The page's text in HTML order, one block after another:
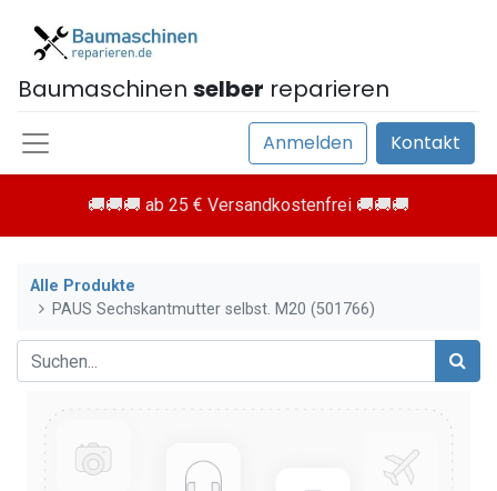
Baumaschinen selber reparieren
Anmelden Kontakt
🚚🚚🚚 ab 25 € Versandkostenfrei 🚚🚚🚚
Alle Produkte
PAUS Sechskantmutter selbst. M20 (501766)